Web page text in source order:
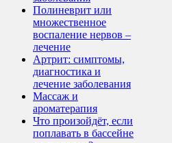
Полиневрит или
множественное
воспаление нервов –
лечение
Артрит: симптомы,
диагностика и
лечение заболевания
Массаж и
ароматерапия
Что произойдёт, если
поплавать в бассейне